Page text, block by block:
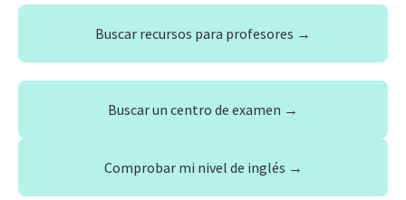
Buscar recursos para profesores →
Buscar un centro de examen →
Comprobar mi nivel de inglés →